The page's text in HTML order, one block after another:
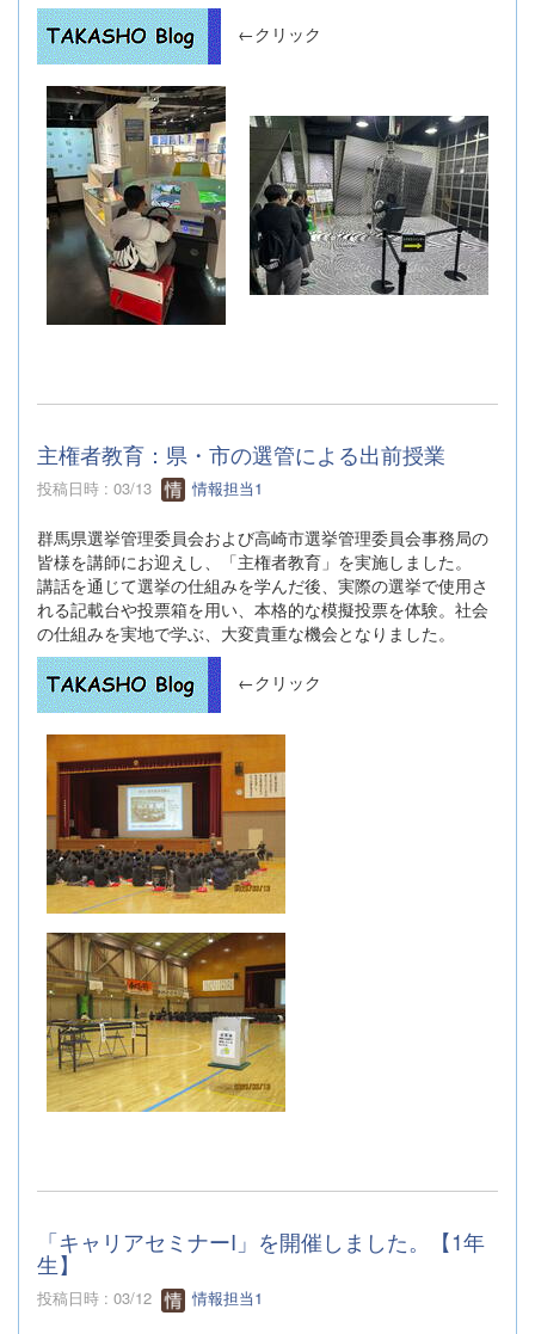
←クリック
主権者教育：県・市の選管による出前授業
投稿日時 : 03/13 情報担当1
群馬県選挙管理委員会および高崎市選挙管理委員会事務局の
皆様を講師にお迎えし、「主権者教育」を実施しました。
講話を通じて選挙の仕組みを学んだ後、実際の選挙で使用さ
れる記載台や投票箱を用い、本格的な模擬投票を体験。社会
の仕組みを実地で学ぶ、大変貴重な機会となりました。
←クリック
「キャリアセミナーI」を開催しました。【1年
生】
投稿日時 : 03/12 情報担当1